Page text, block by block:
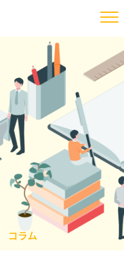
コラム